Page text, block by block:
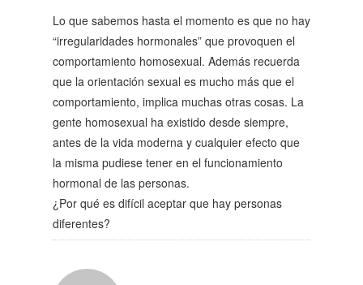
Lo que sabemos hasta el momento es que no hay
“irregularidades hormonales” que provoquen el
comportamiento homosexual. Además recuerda
que la orientación sexual es mucho más que el
comportamiento, implica muchas otras cosas. La
gente homosexual ha existido desde siempre,
antes de la vida moderna y cualquier efecto que
la misma pudiese tener en el funcionamiento
hormonal de las personas.
¿Por qué es difícil aceptar que hay personas
diferentes?